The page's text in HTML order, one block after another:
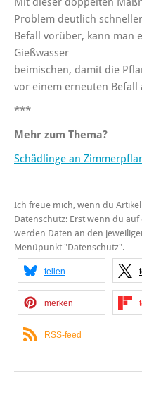
Problem deutlich
Befall vorüber, kann man
Gießwasser
beimischen, damit die
vor einem erneuten Befall
***
Mehr zum Thema?
Schädlinge an
Ich freue mich, wenn du
Datenschutz: Erst wenn du
werden Daten an den
Menüpunkt "Datenschutz".
teilen
merken
RSS-feed